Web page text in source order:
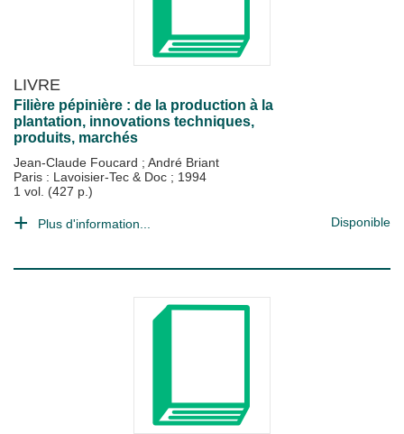
LIVRE
Filière pépinière : de la production à la
plantation, innovations techniques,
produits, marchés
Jean-Claude Foucard ; André Briant
Paris : Lavoisier-Tec & Doc ; 1994
1 vol. (427 p.)
Plus d'information... Disponible